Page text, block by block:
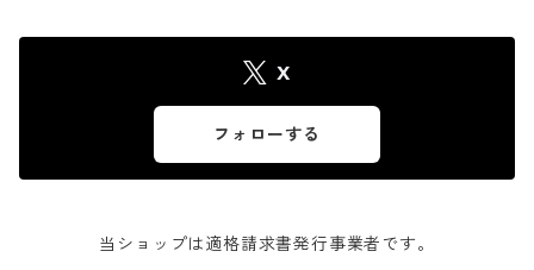
X
フォローする
当ショップは適格請求書発行事業者です。